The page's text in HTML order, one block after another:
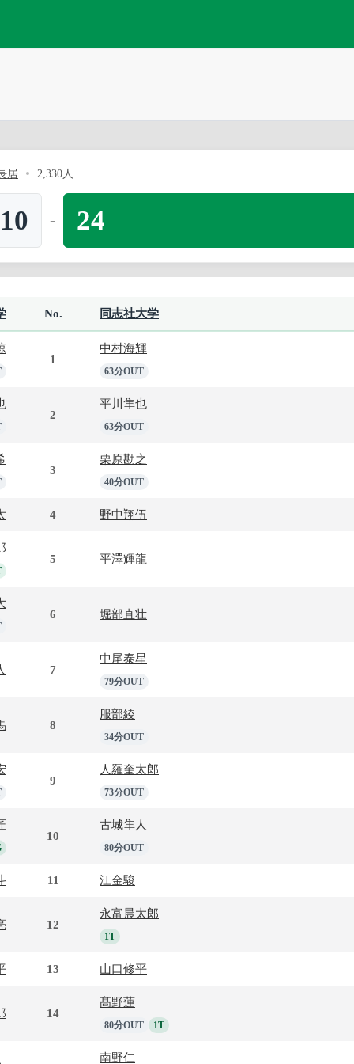
居 2,330人
10 - 24
No. 同志社大学
1
中村海輝
63分OUT
2
平川隼也
63分OUT
3
栗原勘之
40分OUT
4 野中翔伍
5 平澤輝龍
6 堀部直壮
7
中尾泰星
79分OUT
8
服部綾
34分OUT
9
人羅奎太郎
73分OUT
10
古城隼人
80分OUT
11 江金駿
12
永富晨太郎
1T
13 山口修平
14
髙野蓮
80分OUT 1T
南野仁